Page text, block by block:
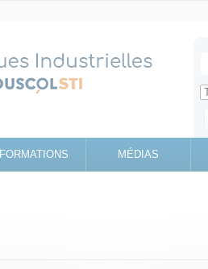
FORMATIONS MÉDIAS